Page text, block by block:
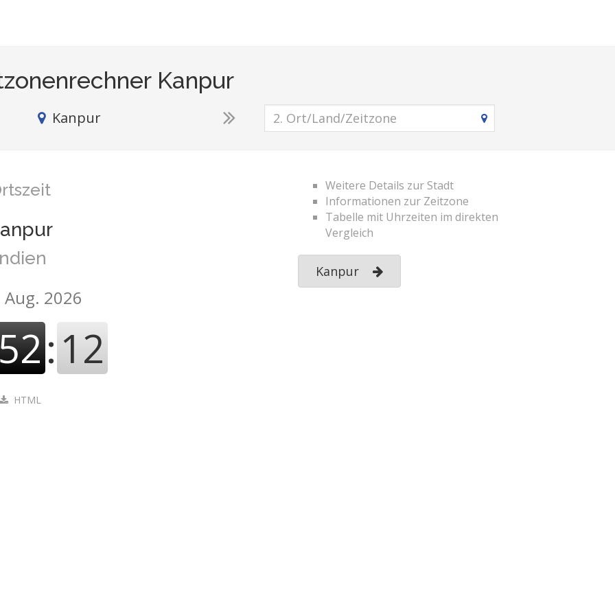
Kanpur
Kanpur
Aug. 2026
:13
HTML
Weitere Details zur Stadt
Informationen zur Zeitzone
Tabelle mit Uhrzeiten im direkten
Vergleich
Kanpur